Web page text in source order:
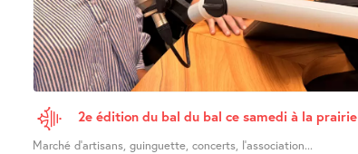
2e édition du bal du bal ce samedi à la prairie
Marché d’artisans, guinguette, concerts, l’association...